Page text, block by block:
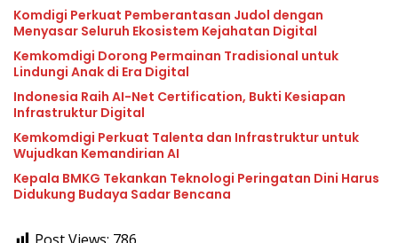
Komdigi Perkuat Pemberantasan Judol dengan
Menyasar Seluruh Ekosistem Kejahatan Digital
Kemkomdigi Dorong Permainan Tradisional untuk
Lindungi Anak di Era Digital
Indonesia Raih AI-Net Certification, Bukti Kesiapan
Infrastruktur Digital
Kemkomdigi Perkuat Talenta dan Infrastruktur untuk
Wujudkan Kemandirian AI
Kepala BMKG Tekankan Teknologi Peringatan Dini Harus
Didukung Budaya Sadar Bencana